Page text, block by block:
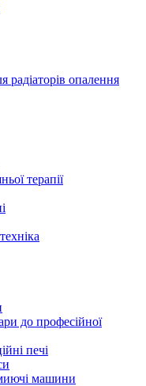
радіаторів опалення
терапії
до професійної
печі
машини